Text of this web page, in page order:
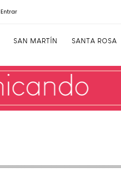
Entrar
SAN MARTÍN SANTA ROSA